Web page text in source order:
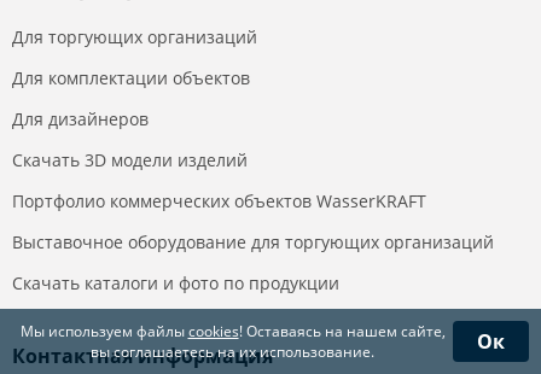
Мы используем файлыcookies! Оставаясь на нашем сайте,
вы соглашаетесь на их использование.
Ок
Для торгующих организаций
Для комплектации объектов
Для дизайнеров
Скачать 3D модели изделий
Портфолио коммерческих объектов WasserKRAFT
Выставочное оборудование для торгующих организаций
Скачать каталоги и фото по продукции
Контактная информация